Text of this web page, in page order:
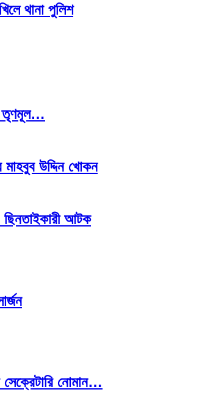
থানা পুলিশ
তৃণমূল…
মাহবুব উদ্দিন খোকন
ছিনতাইকারী আটক
সেক্রেটারি নোমান…